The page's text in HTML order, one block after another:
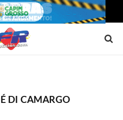
DI CAMARGO